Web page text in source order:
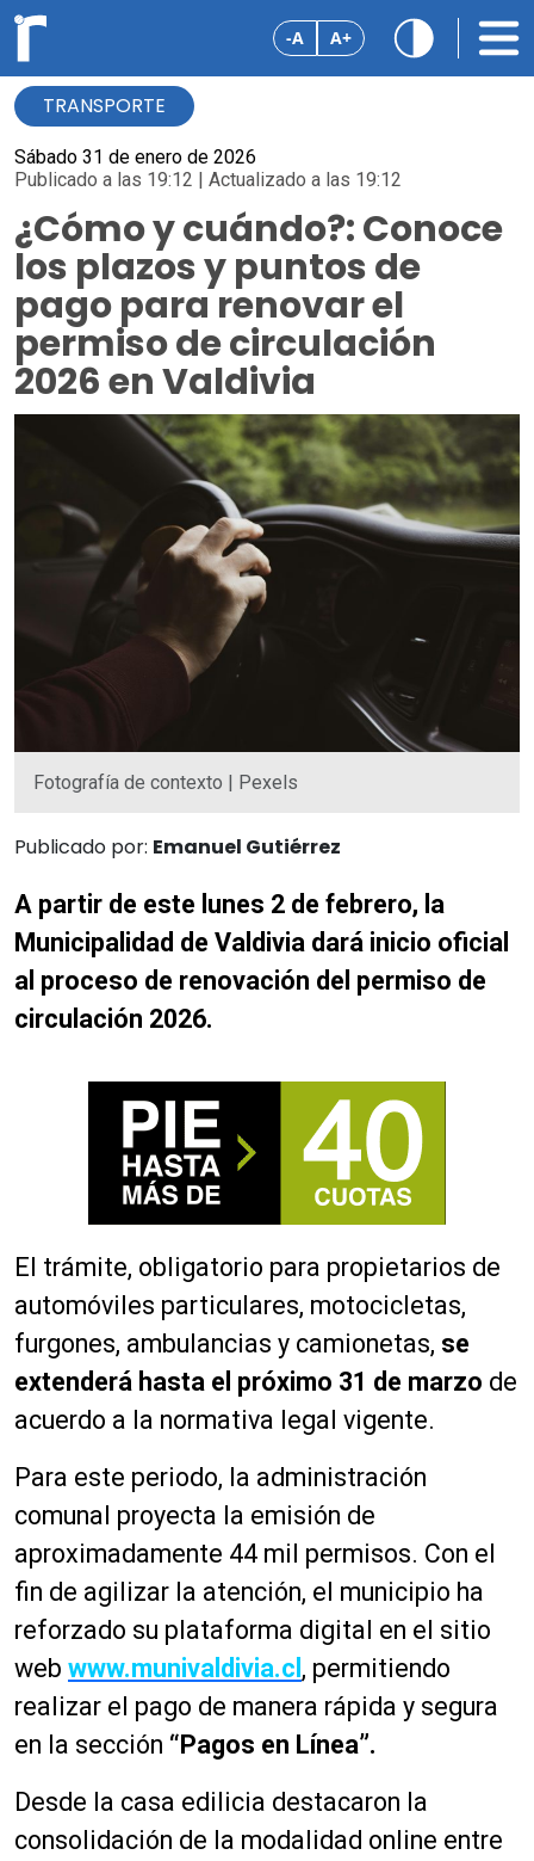
-A A+
TRANSPORTE
Sábado 31 de enero de 2026
Publicado a las 19:12 | Actualizado a las 19:12
¿Cómo y cuándo?: Conoce
los plazos y puntos de
pago para renovar el
permiso de circulación
2026 en Valdivia
Fotografía de contexto | Pexels
Publicado por: Emanuel Gutiérrez
A partir de este lunes 2 de febrero, la
Municipalidad de Valdivia dará inicio oficial
al proceso de renovación del permiso de
circulación 2026.
El trámite, obligatorio para propietarios de
automóviles particulares, motocicletas,
furgones, ambulancias y camionetas, se
extenderá hasta el próximo 31 de marzo de
acuerdo a la normativa legal vigente.
Para este periodo, la administración
comunal proyecta la emisión de
aproximadamente 44 mil permisos. Con el
fin de agilizar la atención, el municipio ha
reforzado su plataforma digital en el sitio
web www.munivaldivia.cl , permitiendo
realizar el pago de manera rápida y segura
en la sección “Pagos en Línea”.
Desde la casa edilicia destacaron la
consolidación de la modalidad online entre